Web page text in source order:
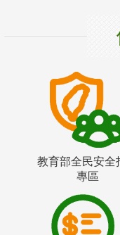
教育部全民安全
專區